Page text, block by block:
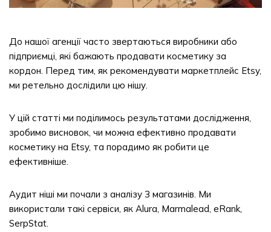
До нашої агенції часто звертаються виробники або
підприємці, які бажають продавати косметику за
кордон. Перед тим, як рекомендувати маркетплейс Etsy,
ми ретельно дослідили цю нішу.
У цій статті ми поділимось результатами дослідження,
зробимо висновок, чи можна ефективно продавати
косметику на Etsy, та порадимо як робити це
ефективніше.
Аудит ніші ми почали з аналізу 3 магазинів. Ми
використали такі сервіси, як Alura, Marmalead, eRank,
SerpStat.